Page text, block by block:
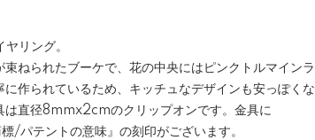
リング。
ねられたブーケで、花の中央にはピンクトルマインラ
作られているため、キッチュなデザインも安っぽくな
は直径8mmx2cmのクリップオンです。金具に
/パテントの意味』の刻印がございます。